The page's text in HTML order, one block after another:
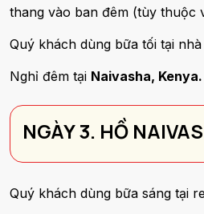
thang vào ban đêm (tùy thuộc
Quý khách dùng bữa tối tại nhà
Nghỉ đêm tại Naivasha, Kenya.
NGÀY 3. HỒ
Quý khách dùng bữa sáng tại